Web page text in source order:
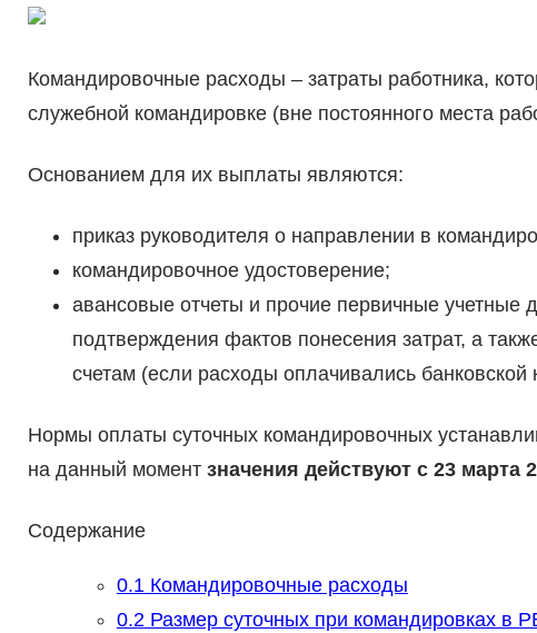
Командировочные расходы – затраты работника,
служебной командировке (вне постоянного места
Основанием для их выплаты являются:
приказ руководителя о направлении в
командировочное удостоверение;
авансовые отчеты и прочие первичные учетные
подтверждения фактов понесения затрат, а
счетам (если расходы оплачивались банковской
Нормы оплаты суточных командировочных
на данный момент значения действуют с 23 марта
Содержание
0.1Командировочные расходы
0.2Размер суточных при командировках в